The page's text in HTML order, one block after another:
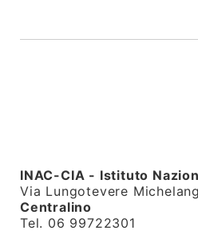
INAC-CIA - Istituto
Via Lungotevere
Centralino
Tel. 06 99722301